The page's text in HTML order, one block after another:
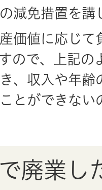
減免措置を講
価値に応じて
ので、上記の
、収入や年齢
とができない
廃業し